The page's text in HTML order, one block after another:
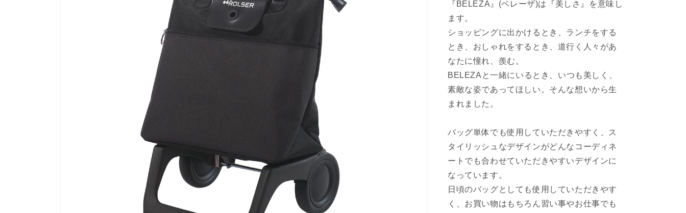
を
減
ら
す
を
や
す
『BELEZA』(ベレーザ)は『美しさ』を意味し
ます。
ショッピングに出かけるとき、ランチをする
とき、おしゃれをするとき、道行く人々があ
なたに憧れ、羨む。
BELEZAと一緒にいるとき、いつも美しく、
素敵な姿であってほしい。そんな想いから生
まれました。
バッグ単体でも使用していただきやすく、ス
タイリッシュなデザインがどんなコーディネ
ートでも合わせていただきやすいデザインに
なっています。
日頃のバッグとしても使用していただきやす
く、お買い物はもちろん習い事やお仕事でも